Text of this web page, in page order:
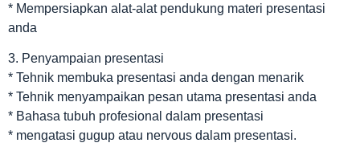
* Mempersiapkan alat-alat pendukung materi presentasi
anda
3. Penyampaian presentasi
* Tehnik membuka presentasi anda dengan menarik
* Tehnik menyampaikan pesan utama presentasi anda
* Bahasa tubuh profesional dalam presentasi
* mengatasi gugup atau nervous dalam presentasi.